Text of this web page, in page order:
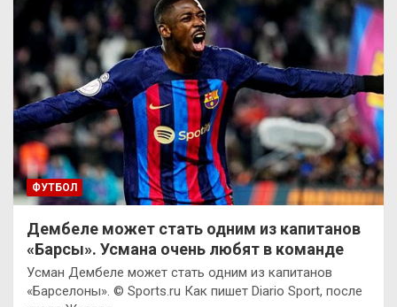
ФУТБОЛ
Дембеле может стать одним из капитанов
«Барсы». Усмана очень любят в команде
Усман Дембеле может стать одним из капитанов
«Барселоны». © Sports.ru Как пишет Diario Sport, после